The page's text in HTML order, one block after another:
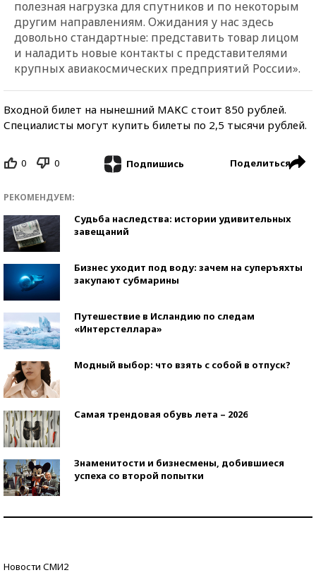
полезная нагрузка для спутников и по некоторым
другим направлениям. Ожидания у нас здесь
довольно стандартные: представить товар лицом
и наладить новые контакты с представителями
крупных авиакосмических предприятий России».
Входной билет на нынешний МАКС стоит 850 рублей.
Специалисты могут купить билеты по 2,5 тысячи рублей.
0 0 Подпишись Поделиться
РЕКОМЕНДУЕМ:
Судьба наследства: истории удивительных
завещаний
Бизнес уходит под воду: зачем на суперъяхты
закупают субмарины
Путешествие в Исландию по следам
«Интерстеллара»
Модный выбор: что взять с собой в отпуск?
Самая трендовая обувь лета – 2026
Знаменитости и бизнесмены, добившиеся
успеха со второй попытки
Новости СМИ2